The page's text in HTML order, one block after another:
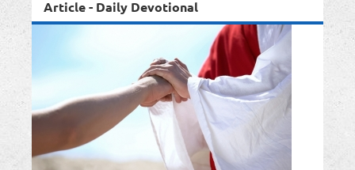
Article - Daily Devotional